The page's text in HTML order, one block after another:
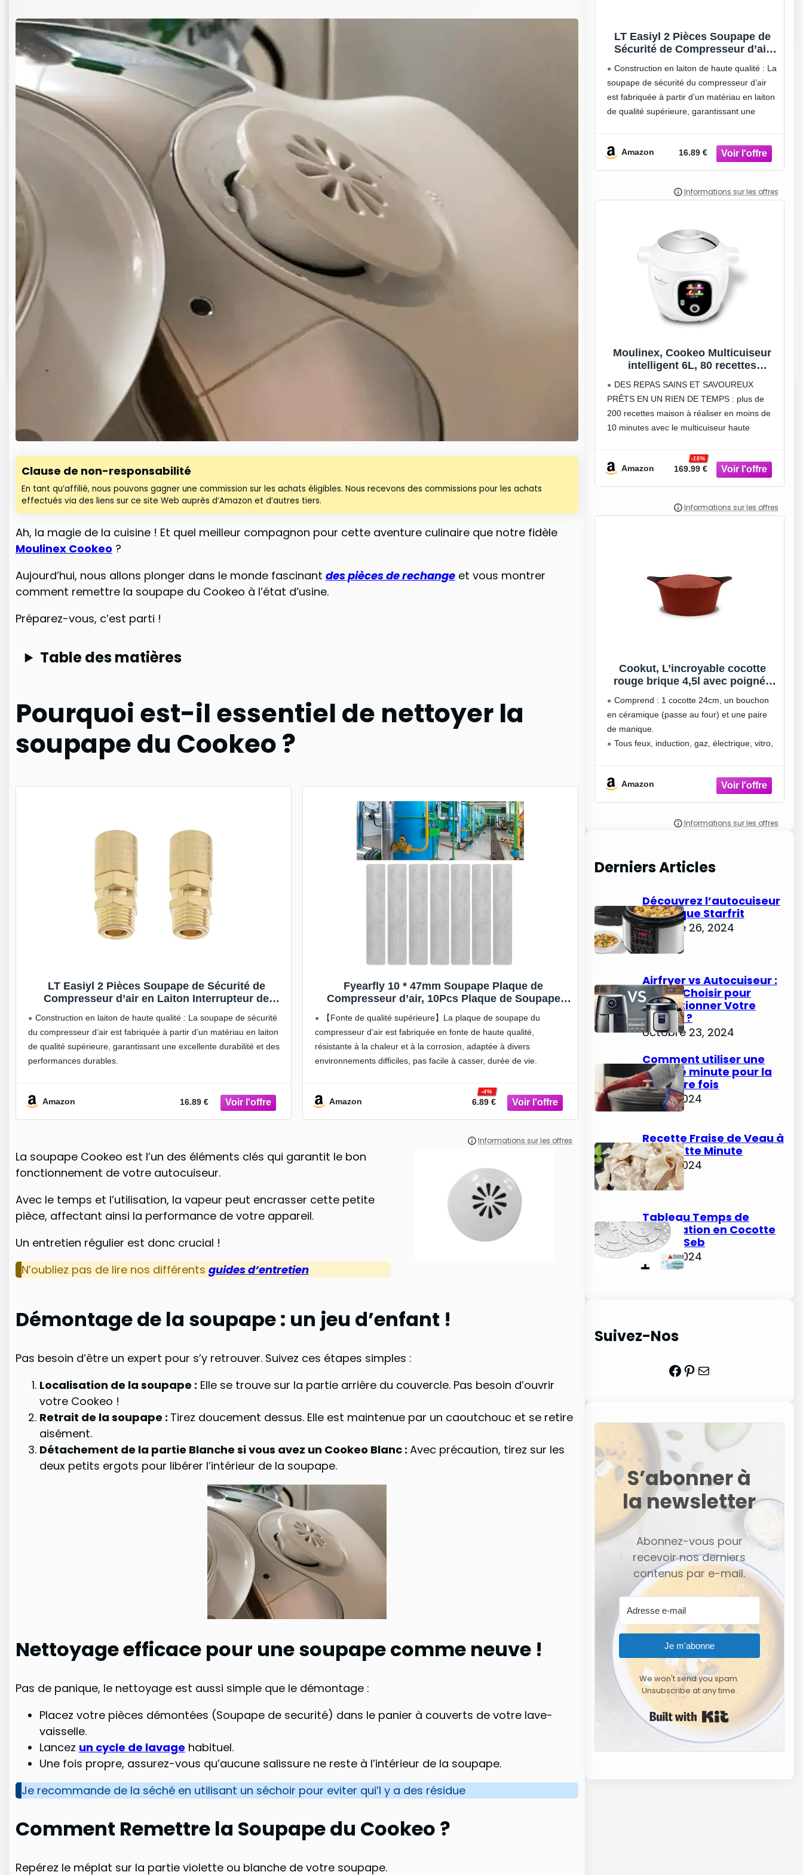
Clause de non-responsabilité
En tant qu’affilié, nous pouvons gagner une commission sur les achats éligibles. Nous recevons des commissions pour les achats
effectués via des liens sur ce site Web auprès d’Amazon et d’autres tiers.
Ah, la magie de la cuisine ! Et quel meilleur compagnon pour cette aventure culinaire que notre fidèle
Moulinex Cookeo ?
Aujourd’hui, nous allons plonger dans le monde fascinant des pièces de rechangeet vous montrer
comment remettre la soupape du Cookeo à l’état d’usine.
Préparez-vous, c’est parti !
Table des matières
Pourquoi est-il essentiel de nettoyer la
soupape du Cookeo ?
LT Easiyl 2 Pièces Soupape de Sécurité de
Compresseur d’air en Laiton Interrupteur de
Bars de Surpression 1/4″BSP Mâle Adapté à Un
Usage Industriel
Construction en laiton de haute qualité : La soupape de sécurité
du compresseur d’air est fabriquée à partir d’un matériau en laiton
de qualité supérieure, garantissant une excellente durabilité et des
performances durables.
Amazon 16.89 €
Fyearfly 10 * 47mm Soupape Plaque de
Compresseur d’air, 10Pcs Plaque de Soupape
Rectangulaire Standard en Fonte Accessoires
pour Pompe de Compresseur d’air, pour Cylindre
de 51mm 0.75-1.5Kw
【Fonte de qualité supérieure】La plaque de soupape du
compresseur d’air est fabriquée en fonte de haute qualité,
résistante à la chaleur et à la corrosion, adaptée à divers
environnements difficiles, pas facile à casser, durée de vie.
Amazon 6.89 €
-4%
La soupape Cookeo est l’un des éléments clés qui garantit le bon
fonctionnement de votre autocuiseur.
Avec le temps et l’utilisation, la vapeur peut encrasser cette petite
pièce, affectant ainsi la performance de votre appareil.
Un entretien régulier est donc crucial !
N’oubliez pas de lire nos différents guides d’entretien
Démontage de la soupape : un jeu d’enfant !
Pas besoin d’être un expert pour s’y retrouver. Suivez ces étapes simples :
Localisation de la soupape : Elle se trouve sur la partie arrière du couvercle. Pas besoin d’ouvrir
votre Cookeo !
Retrait de la soupape : Tirez doucement dessus. Elle est maintenue par un caoutchouc et se retire
aisément.
Détachement de la partie Blanche si vous avez un Cookeo Blanc : Avec précaution, tirez sur les
deux petits ergots pour libérer l’intérieur de la soupape.
Nettoyage efficace pour une soupape comme neuve !
Pas de panique, le nettoyage est aussi simple que le démontage :
Placez votre pièces démontées (Soupape de securité) dans le panier à couverts de votre lave-
vaisselle.
Lancez un cycle de lavage habituel.
Une fois propre, assurez-vous qu’aucune salissure ne reste à l’intérieur de la soupape.
Je recommande de la séché en utilisant un séchoir pour eviter qui’l y a des résidue
Comment Remettre la Soupape du Cookeo ?
Repérez le méplat sur la partie violette ou blanche de votre soupape.
LT Easiyl 2 Pièces Soupape de
Sécurité de Compresseur d’air
Compresseur d’air à Ouverture
Et Fermeture 11 Bars de
Surpression 1/4″BSP Mâle
Adapté à Un Usage Industriel
Construction en laiton de haute qualité : La
soupape de sécurité du compresseur d’air
est fabriquée à partir d’un matériau en laiton
de qualité supérieure, garantissant une
Mécanisme de sécurité : Conçue pour se
Amazon 16.89 €
Moulinex, Cookeo Multicuiseur
intelligent 6L, 80 recettes
surveillance, Ecran intuitif, Guide
de cuisson, Application
MyMoulinex, 1600W, Blanc, 15
ans réparabilité CE854110
DES REPAS SAINS ET SAVOUREUX
PRÊTS EN UN RIEN DE TEMPS : plus de
200 recettes maison à réaliser en moins de
10 minutes avec le multicuiseur haute
UN MAXIMUM D’INSPIRATION : 80
recettes intégrées,
Amazon 169.99 €
-15%
Cookut, L’incroyable cocotte
rouge brique 4,5l avec poignée
manique rouge – 24cm
Comprend : 1 cocotte 24cm, un bouchon
en céramique (passe au four) et une paire
de manique.
Tous feux, induction, gaz, électrique, vitro,
Amazon
Derniers Articles
Découvrez l’autocuiseur
électrique Starfrit
octobre 26, 2024
Airfryer vs Autocuiseur :
Lequel Choisir pour
Révolutionner Votre
Cuisine ?
octobre 23, 2024
Comment utiliser une
cocotte minute pour la
première fois
juin 9, 2024
Recette Fraise de Veau à
la Cocotte Minute
juin 6, 2024
Tableau Temps de
Stérilisation en Cocotte
Minute Seb
juin 3, 2024
Suivez-Nos
Facebook Pinterest Mail
S’abonner à
la newsletter
Abonnez-vous pour
recevoir nos derniers
contenus par e-mail.
Je m'abonne
We won't send you spam.
Unsubscribe at any time.
Built with Kit